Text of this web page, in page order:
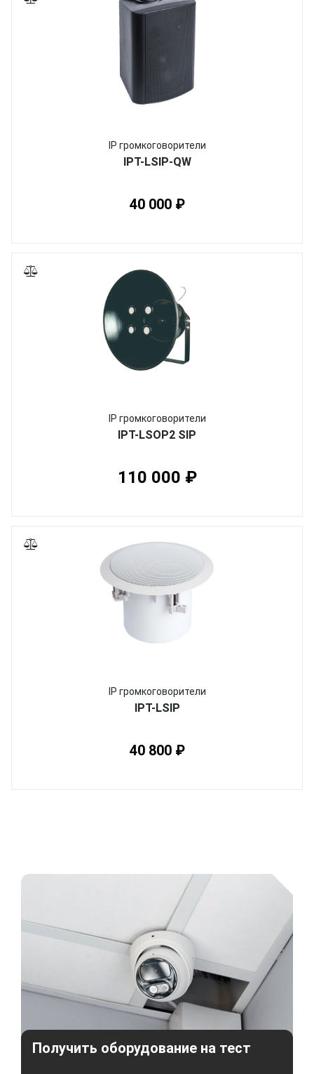
IP громкоговорители
IPT-LSIP-QW
40 000 ₽
IP громкоговорители
IPT-LSOP2 SIP
110 000 ₽
IP громкоговорители
IPT-LSIP
40 800 ₽
Получить оборудование на тест